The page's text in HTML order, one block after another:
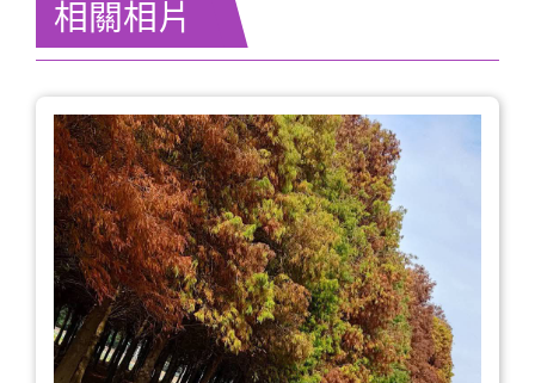
相關相片